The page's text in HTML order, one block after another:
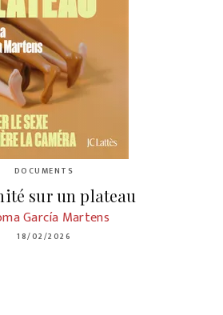
DOCUMENTS
sur un plateau
García Martens
18/02/2026